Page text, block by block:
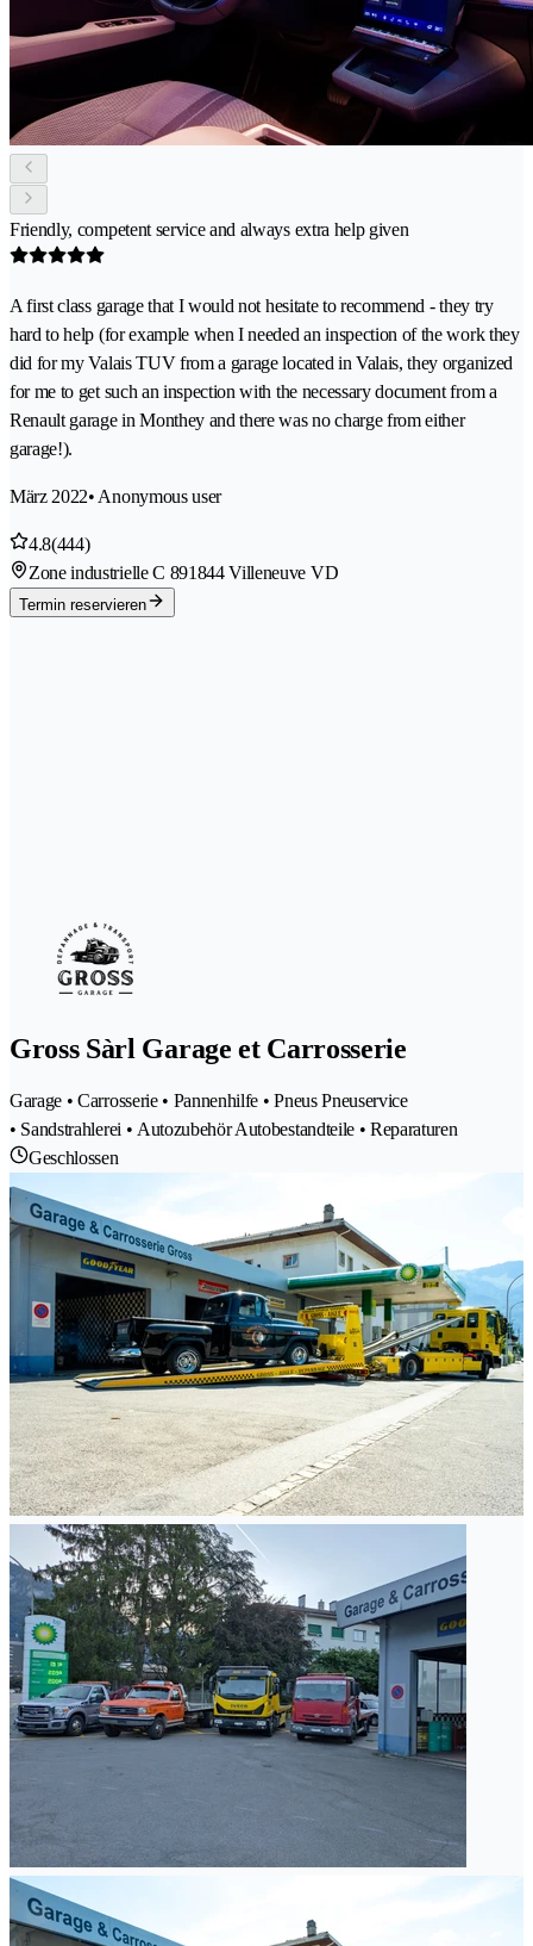
Friendly, competent service and always extra help given
A first class garage that I would not hesitate to recommend - they try
hard to help (for example when I needed an inspection of the work they
did for my Valais TUV from a garage located in Valais, they organized
for me to get such an inspection with the necessary document from a
Renault garage in Monthey and there was no charge from either
garage!).
März 2022• Anonymous user
4.8(444)
Zone industrielle C 891844 Villeneuve VD
Termin reservieren
Gross Sàrl Garage et Carrosserie
Garage • Carrosserie • Pannenhilfe • Pneus Pneuservice
• Sandstrahlerei • Autozubehör Autobestandteile • Reparaturen
Geschlossen